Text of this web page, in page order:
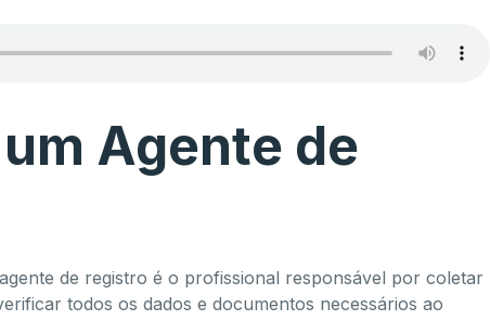
Agente de
de registro é o profissional responsável por coletar
todos os dados e documentos necessários ao